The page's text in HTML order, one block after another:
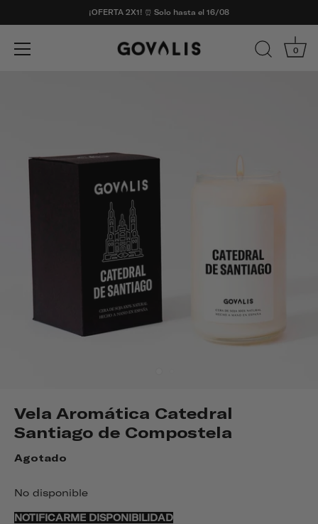
¡OFERTA 2X1! ⏰ Solo hasta el 16/08
0
Vela Aromática Catedral
Santiago de Compostela
Agotado
No disponible
NOTIFICARME DISPONIBILIDAD